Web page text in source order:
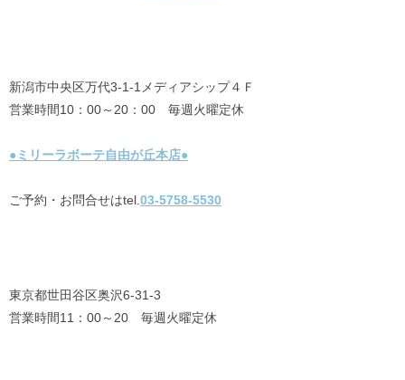
新潟市中央区万代3-1-1メディアシップ４Ｆ
営業時間10：00～20：00 毎週火曜定休
●ミリーラボーテ自由が丘本店●
ご予約・お問合せはtel. 03-5758-5530
東京都世田谷区奥沢6-31-3
営業時間11：00～20 毎週火曜定休